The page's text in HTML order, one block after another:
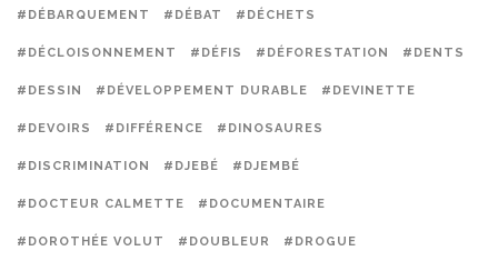
#DÉBARQUEMENT #DÉBAT #DÉCHETS
#DÉCLOISONNEMENT #DÉFIS #DÉFORESTATION #DENTS
#DESSIN #DÉVELOPPEMENT DURABLE #DEVINETTE
#DEVOIRS #DIFFÉRENCE #DINOSAURES
#DISCRIMINATION #DJEBÉ #DJEMBÉ
#DOCTEUR CALMETTE #DOCUMENTAIRE
#DOROTHÉE VOLUT #DOUBLEUR #DROGUE